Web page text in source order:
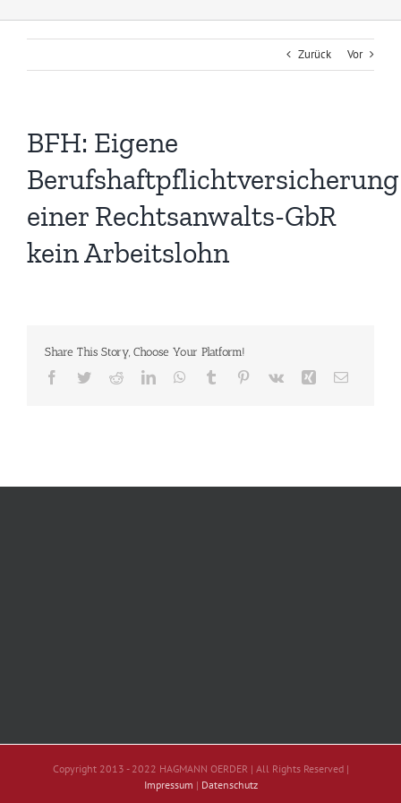
Zurück Vor
BFH: Eigene
Berufshaftpflichtversicherung
einer Rechtsanwalts-GbR
kein Arbeitslohn
Share This Story, Choose Your Platform!
Facebook
TwitterRedditLinkedInWhatsApp
Tumblr Pinterest
Vk Xing E-
Copyright 2013 - 2022 HAGMANN OERDER | All Rights Reserved |
Impressum | Datenschutz